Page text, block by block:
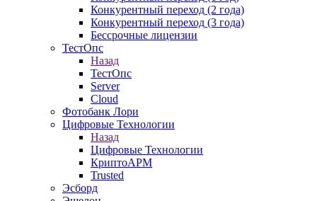
Конкурентный переход (2 года)
Конкурентный переход (3 года)
Бессрочные лицензии
ТестОпс
Назад
ТестОпс
Server
Cloud
Фотобанк Лори
Цифровые Технологии
Назад
Цифровые Технологии
КриптоАРМ
Trusted
Эсборд